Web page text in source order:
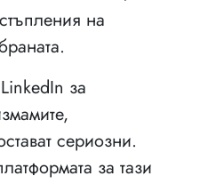
на
за
сериозни.
за тази